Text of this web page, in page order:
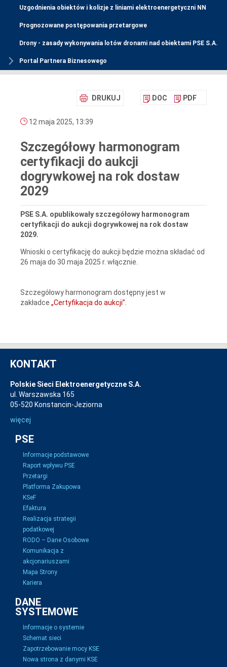
Uzgodnienia obiektów i kolizje z liniami elektroenergetyczni NN
Prognozowane postępowania przetargowe
Drony - zasady wykonywania lotów dronami nad obiektami PSE S.A.
Portal Partnera Biznesowego
DRUKUJ DOC PDF
12 maja 2025, 13:39
Szczegółowy harmonogram
certyfikacji do aukcji
dogrywkowej na rok dostaw
2029
PSE S.A. opublikowały szczegółowy harmonogram
certyfikacji do aukcji dogrywkowej na rok dostaw
2029.
Wnioski o certyfikację do aukcji będzie można składać od
26 maja do 30 maja 2025 r. włącznie.
Szczegółowy harmonogram dostępny jest w
zakładce „Certyfikacja do aukcji”.
KONTAKT
Polskie Sieci Elektroenergetyczne S.A.
ul. Warszawska 165
05-520 Konstancin-Jeziorna
więcej
PSE
Informacje podstawowe
Raport wpływu PSE
Przetargi
Platforma Zakupowa
KSeF
Efaktura
Realizacja strategii
podatkowej
RODO – Dane Osobowe
Komunikacja z
akcjonariuszami
Mapa Strony
Kariera
DANE
SYSTEMOWE
Informacje o systemie
Schemat sieci
Zapotrzebowanie mocy KSE
Nowa strona z danymi KSE